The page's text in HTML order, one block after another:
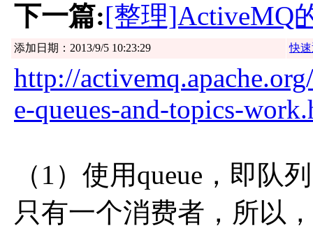
下一篇:[整理]ActiveMQ
添加日期：2013/9/5 10:23:29 快
http://
e-queues-and-topics-
（1）使用queue，即队
只有一个消费者，所以